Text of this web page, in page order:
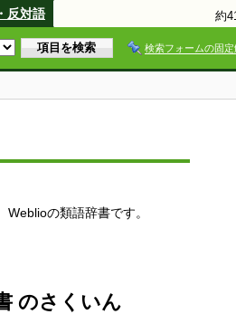
反対語 約
検索フォームの固定
の類語辞書です。
のさくいん